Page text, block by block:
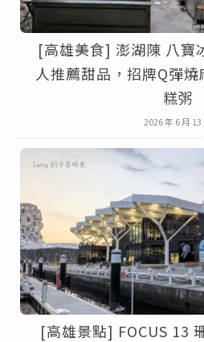
[高雄美食] 澎湖陳 八寶
人推薦甜品，招牌Q彈
糕粥
2026 年 6 月 13
[高雄景點] FOCUS 13